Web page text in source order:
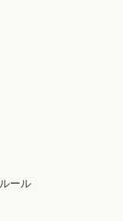
ール